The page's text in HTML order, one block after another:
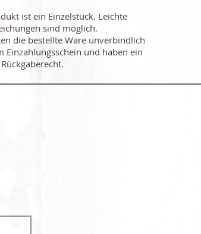
ist ein Einzelstück. Leichte
sind möglich.
die bestellte Ware unverbindlich
Einzahlungsschein und haben ein